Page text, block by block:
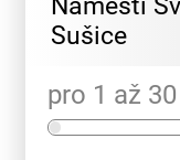
Náměstí
Sušice
pro 1 až